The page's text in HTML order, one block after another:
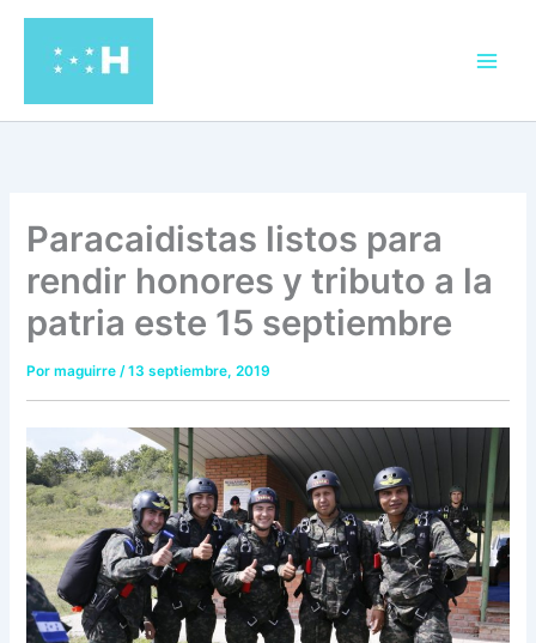
contenido
Paracaidistas listos para
rendir honores y tributo a la
patria este 15 septiembre
Pormaguirre/13 septiembre, 2019